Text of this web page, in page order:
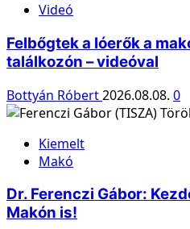
Videó
Felbőgtek a lóerők a
találkozón – videóval
Bottyán Róbert2026.08.08. 0
Kiemelt
Makó
Dr. Ferenczi Gábor:
Makón is!